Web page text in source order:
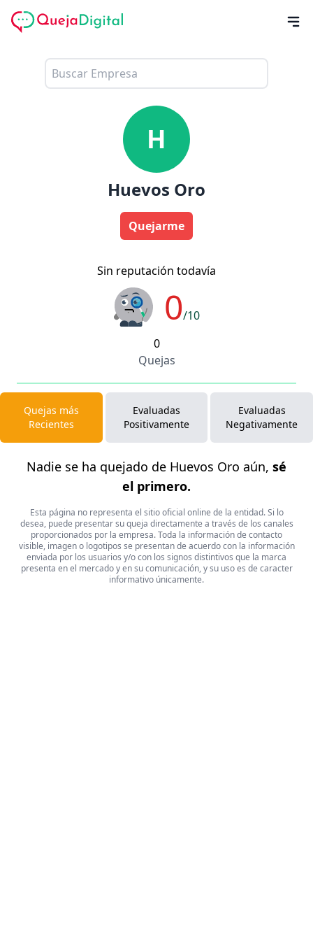
H
Huevos Oro
Quejarme
Sin reputación todavía
0/10
0
Quejas
Quejas más
Recientes
Evaluadas
Positivamente
Evaluadas
Negativamente
Nadie se ha quejado de Huevos Oro aún, sé
el primero.
Esta página no representa el sitio oficial online de la entidad. Si lo
desea, puede presentar su queja directamente a través de los canales
proporcionados por la empresa. Toda la información de contacto
visible, imagen o logotipos se presentan de acuerdo con la información
enviada por los usuarios y/o con los signos distintivos que la marca
presenta en el mercado y en su comunicación, y su uso es de caracter
informativo únicamente.